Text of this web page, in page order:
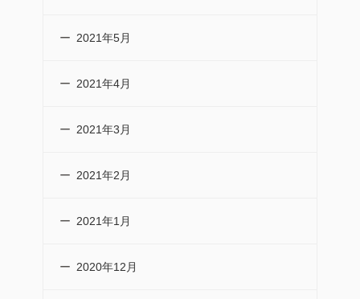
2021年5月
2021年4月
2021年3月
2021年2月
2021年1月
2020年12月